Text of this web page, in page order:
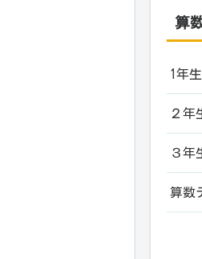
算
1年
２
３
算数